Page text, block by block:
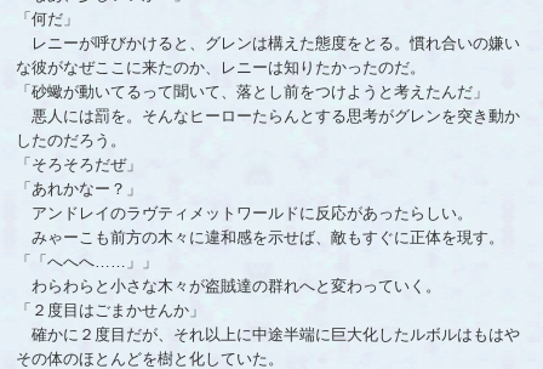
「何だ」
レニーが呼びかけると、グレンは構えた態度をとる。慣れ合いの嫌い
な彼がなぜここに来たのか、レニーは知りたかったのだ。
「砂蠍が動いてるって聞いて、落とし前をつけようと考えたんだ」
悪人には罰を。そんなヒーローたらんとする思考がグレンを突き動か
したのだろう。
「そろそろだぜ」
「あれかなー？」
アンドレイのラヴティメットワールドに反応があったらしい。
みゃーこも前方の木々に違和感を示せば、敵もすぐに正体を現す。
「「へへへ……」」
わらわらと小さな木々が盗賊達の群れへと変わっていく。
「２度目はごまかせんか」
確かに２度目だが、それ以上に中途半端に巨大化したルボルはもはや
その体のほとんどを樹と化していた。